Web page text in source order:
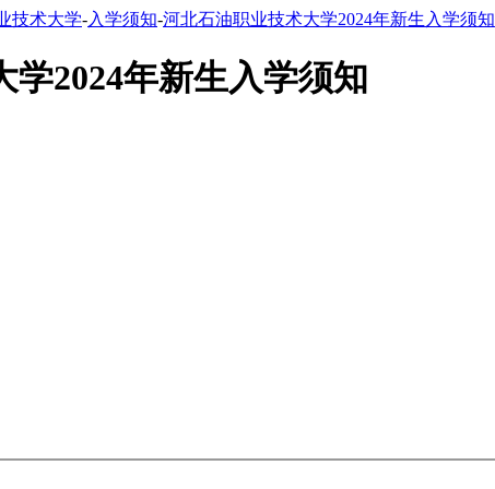
技术大学-入学须知-河北石油职业技术大学2024年新生入学须知
2024年新生入学须知